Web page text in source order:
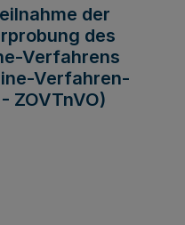
der
des
Verfahrens
Verfahren-
ZOVTnVO)